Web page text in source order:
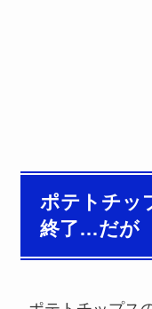
ポテトチッ
終了…だが